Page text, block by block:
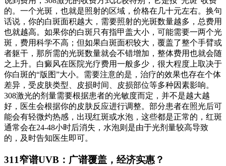
的。一个光斑，也就是照射的区域，价格在几十元左右。换句
话说，你的白斑面积越大，需要照射的光斑数量越多，总费用
也就越高。如果你的白斑只有指甲盖大小，可能需要一两个光
斑，费用科学不高；但如果白斑面积较大，覆盖了整个手臂或
者躯干，那所需的光斑数量就会不错增加，整体费用也就会随
之上升。白癜风在医院光疗费用一般多少，很大程度上取决于
你白斑的“版图”大小。需要注意的是，治疗的效果也存在个体
差异，受皮肤类型、皮损时间、皮损部位等多种因素影响。
308激光的剂量需要根据患者的光敏度而定，并不是越大越
好，医生会根据你的皮肤反应进行调整。部分患者在照光后可
能会有轻微灼热感，出现红斑或水泡，这些都是正常的，红斑
通常会在24-48小时后消失，水泡则是由于光剂量较高导致
的，及时告知医生即可。
311窄谱UVB：广谱覆盖，经济实惠？